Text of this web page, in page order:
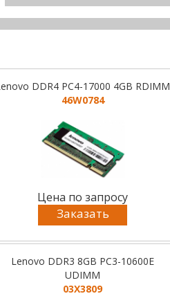
DDR4 PC4-17000 4GB RDIMM
46W0784
Цена по запросу
Заказать
Lenovo DDR3 8GB PC3-10600E
UDIMM
03X3809